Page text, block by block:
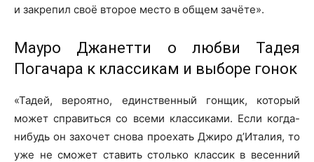
и закрепил своё второе место в общем зачёте».
Мауро Джанетти о любви Тадея
Погачара к классикам и выборе гонок
«Тадей, вероятно, единственный гонщик, который
может справиться со всеми классиками. Если когда-
нибудь он захочет снова проехать Джиро д’Италия, то
уже не сможет ставить столько классик в весенний